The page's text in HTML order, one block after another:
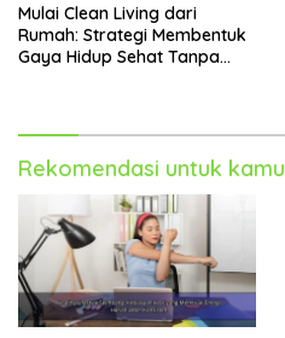
Mulai Clean Living dari
Rumah: Strategi Membentuk
Gaya Hidup Sehat Tanpa
Rekomendasi untuk kamu